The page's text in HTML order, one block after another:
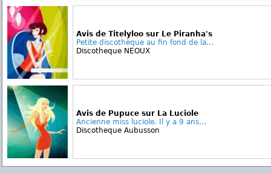
Avis de Titelyloo sur Le Piranha's
Petite discothèque au fin fond de la...
Discotheque NEOUX
Avis de Pupuce sur La Luciole
Ancienne miss luciole. Il y a 9 ans...
Discotheque Aubusson